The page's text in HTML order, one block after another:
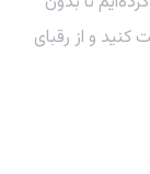
و از رقبای